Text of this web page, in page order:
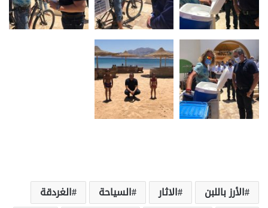
الأرز باللبن الاثار السياحة
الغردقة